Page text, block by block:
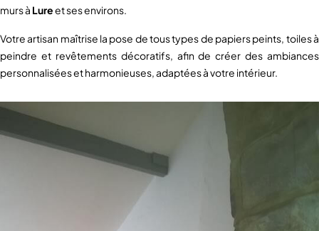
murs à Lureet ses environs.
Votre artisan maîtrise la pose de tous types de papiers peints, toiles à
peindre et revêtements décoratifs, afin de créer des ambiances
personnalisées et harmonieuses, adaptées à votre intérieur.